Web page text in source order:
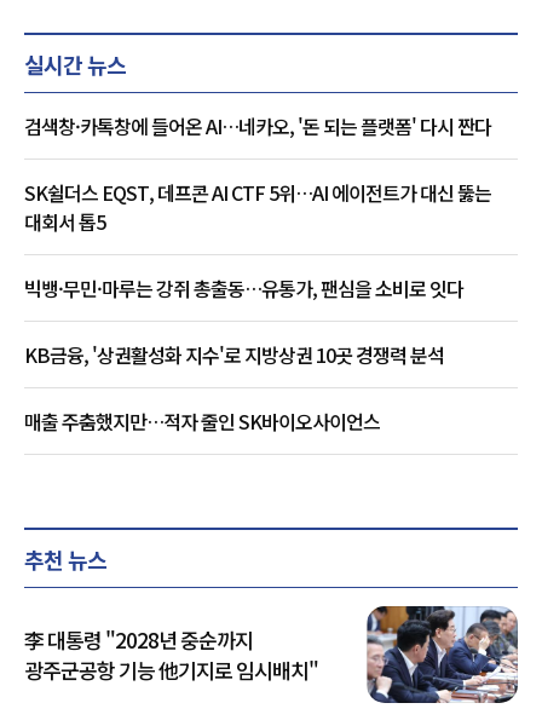
실시간 뉴스
검색창·카톡창에 들어온 AI…네카오, '돈 되는 플랫폼' 다시 짠다
SK쉴더스 EQST, 데프콘 AI CTF 5위…AI 에이전트가 대신 뚫는
대회서 톱5
빅뱅·무민·마루는 강쥐 총출동…유통가, 팬심을 소비로 잇다
KB금융, '상권활성화 지수'로 지방상권 10곳 경쟁력 분석
매출 주춤했지만…적자 줄인 SK바이오사이언스
추천 뉴스
李 대통령 "2028년 중순까지
광주군공항 기능 他기지로 임시배치"